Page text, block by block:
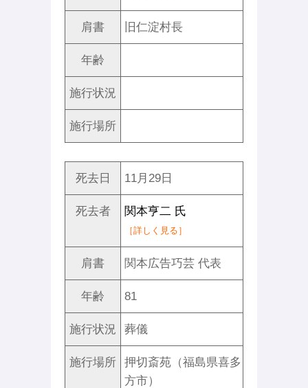
肩書 旧仁淀村長
年齢
施行状況
施行場所
死去日 11月29日
死去者 関本亨二 氏
［詳しく見る］
肩書 関本広告巧芸 代表
年齢 81
施行状況 葬儀
施行場所
押切斎苑（福島県喜多
方市）